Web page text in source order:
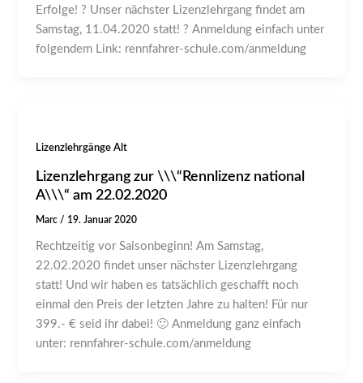
Erfolge! ? Unser nächster Lizenzlehrgang findet am
Samstag, 11.04.2020 statt! ? Anmeldung einfach unter
folgendem Link: rennfahrer-schule.com/anmeldung
Lizenzlehrgänge Alt
Lizenzlehrgang zur \\\“Rennlizenz national
A\\\“ am 22.02.2020
Marc / 19. Januar 2020
Rechtzeitig vor Saisonbeginn! Am Samstag,
22.02.2020 findet unser nächster Lizenzlehrgang
statt! Und wir haben es tatsächlich geschafft noch
einmal den Preis der letzten Jahre zu halten! Für nur
399.- € seid ihr dabei! 🙂 Anmeldung ganz einfach
unter: rennfahrer-schule.com/anmeldung